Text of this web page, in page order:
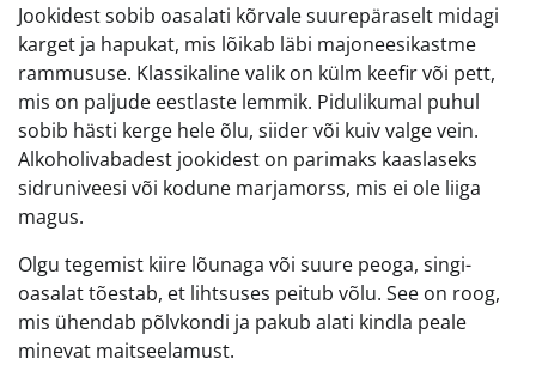
Jookidest sobib oasalati kõrvale suurepäraselt midagi
karget ja hapukat, mis lõikab läbi majoneesikastme
rammususe. Klassikaline valik on külm keefir või pett,
mis on paljude eestlaste lemmik. Pidulikumal puhul
sobib hästi kerge hele õlu, siider või kuiv valge vein.
Alkoholivabadest jookidest on parimaks kaaslaseks
sidruniveesi või kodune marjamorss, mis ei ole liiga
magus.
Olgu tegemist kiire lõunaga või suure peoga, singi-
oasalat tõestab, et lihtsuses peitub võlu. See on roog,
mis ühendab põlvkondi ja pakub alati kindla peale
minevat maitseelamust.